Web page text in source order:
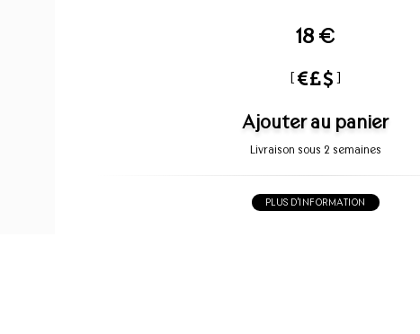
18 €
[ ]
Ajouter au panier
Livraison sous 2 semaines
PLUS D'INFORMATION